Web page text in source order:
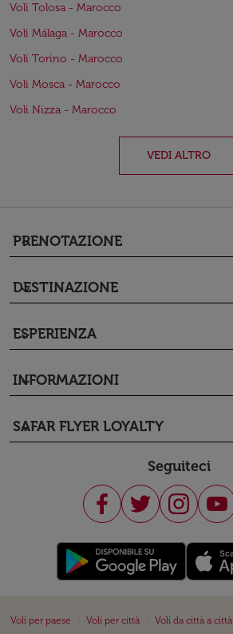
Voli Tolosa - Marocco
Voli Málaga - Marocco
Voli Torino - Marocco
Voli Mosca - Marocco
Voli Nizza - Marocco
VEDI ALTRO
PRENOTAZIONE
keyboard_arrow_down
DESTINAZIONE
keyboard_arrow_down
ESPERIENZA
keyboard_arrow_down
INFORMAZIONI
keyboard_arrow_down
SAFAR FLYER LOYALTY
keyboard_arrow_down
Seguiteci
Voli per paese Voli per città Voli da città a città